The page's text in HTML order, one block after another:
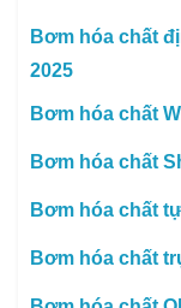
Bơm hóa chất
2025
Bơm hóa chất
Bơm hóa chất
Bơm hóa chất
Bơm hóa chất